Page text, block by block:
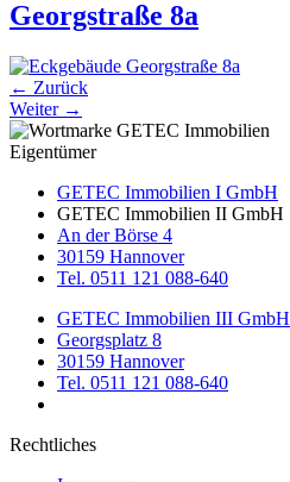
Georgstraße 8a
← Zurück
Weiter →
Eigentümer
GETEC Immobilien I GmbH
GETEC Immobilien II GmbH
An der Börse 4
30159 Hannover
Tel. 0511 121 088-640
GETEC Immobilien III GmbH
Georgsplatz 8
30159 Hannover
Tel. 0511 121 088-640
Rechtliches